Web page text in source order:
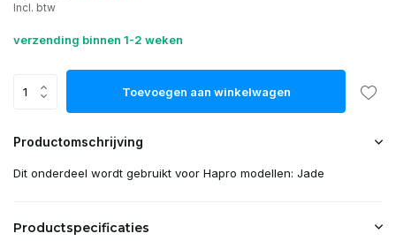
Incl. btw
verzending binnen 1-2 weken
Toevoegen aan winkelwagen
Productomschrijving
Dit onderdeel wordt gebruikt voor Hapro modellen: Jade
Productspecificaties